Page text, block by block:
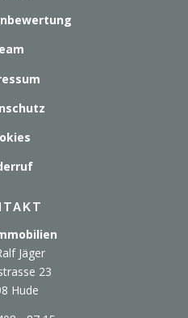
Jäger
23
Hude